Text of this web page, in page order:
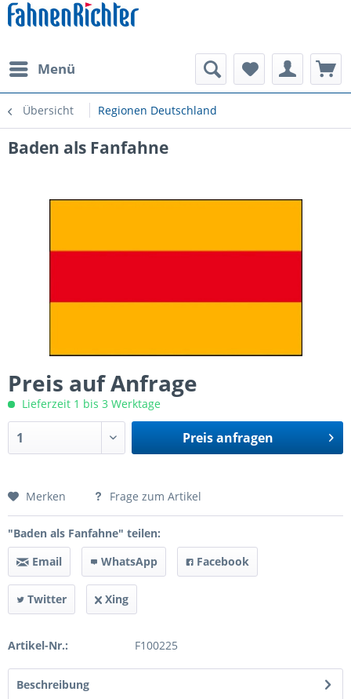
Menü
Übersicht Regionen Deutschland
Baden als Fanfahne
Preis auf Anfrage
Lieferzeit 1 bis 3 Werktage
Preis anfragen
Preis anfragen
Merken Frage zum Artikel
"Baden als Fanfahne" teilen:
Email
WhatsApp Facebook
Twitter Xing
Artikel-Nr.: F100225
Beschreibung